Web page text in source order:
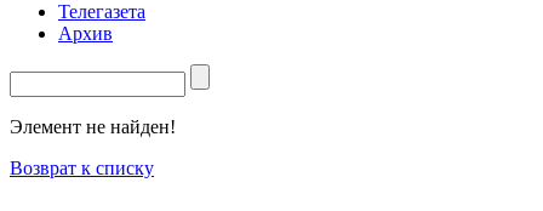
Телегазета
Архив
Элемент не найден!
Возврат к списку